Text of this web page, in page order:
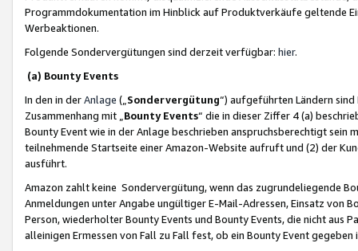
Programmdokumentation im Hinblick auf Produktverkäufe geltende
Werbeaktionen.
Folgende Sondervergütungen sind derzeit verfügbar: hier.
(a) Bounty Events
In den in derAnlage („ Sondervergütung“) aufgeführten Ländern
Zusammenhang mit „ Bounty Events“ die in dieser Ziffer 4 (a)
Bounty Event wie in der Anlage beschrieben anspruchsberechtigt sein
teilnehmende Startseite einer Amazon-Website aufruft und (2) der
ausführt.
Amazon zahlt keine Sondervergütung, wenn das zugrundeliegende
Anmeldungen unter Angabe ungültiger E-Mail-Adressen, Einsatz von
Person, wiederholter Bounty Events und Bounty Events, die nicht
alleinigen Ermessen von Fall zu Fall fest, ob ein Bounty Event